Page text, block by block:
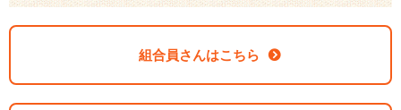
組合員さんはこちら